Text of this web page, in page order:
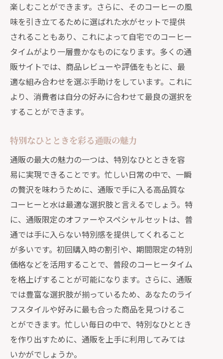
楽しむことができます。さらに、そのコーヒーの風
味を引き立てるために選ばれた水がセットで提供
されることもあり、これによって自宅でのコーヒー
タイムがより一層豊かなものになります。多くの通
販サイトでは、商品レビューや評価をもとに、最
適な組み合わせを選ぶ手助けをしています。これに
より、消費者は自分の好みに合わせて最良の選択を
することができます。
特別なひとときを彩る通販の魅力
通販の最大の魅力の一つは、特別なひとときを容
易に実現できることです。忙しい日常の中で、一瞬
の贅沢を味わうために、通販で手に入る高品質な
コーヒーと水は最適な選択肢と言えるでしょう。特
に、通販限定のオファーやスペシャルセットは、普
通では手に入らない特別感を提供してくれること
が多いです。初回購入時の割引や、期間限定の特別
価格などを活用することで、普段のコーヒータイム
を格上げすることが可能になります。さらに、通販
では豊富な選択肢が揃っているため、あなたのライ
フスタイルや好みに最も合った商品を見つけるこ
とができます。忙しい毎日の中で、特別なひととき
を作り出すために、通販を上手に利用してみては
いかがでしょうか。